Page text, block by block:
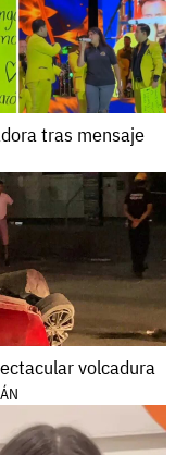
tras mensaje
volcadura